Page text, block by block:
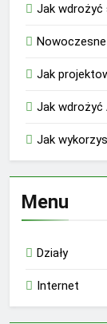
Jak wdrożyć
Jak
Jak wdrożyć
Jak
Menu
Działy
Internet